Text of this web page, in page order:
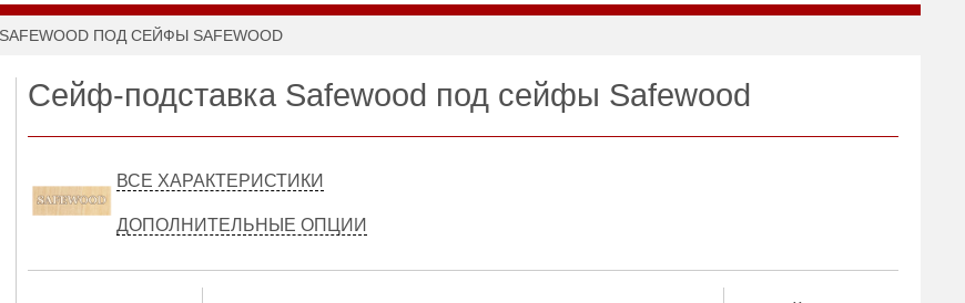
ПОД СЕЙФЫ SAFEWOOD
Сейф-подставка Safewood под сейфы Safewood
ВСЕ ХАРАКТЕРИСТИКИ
ДОПОЛНИТЕЛЬНЫЕ ОПЦИИ